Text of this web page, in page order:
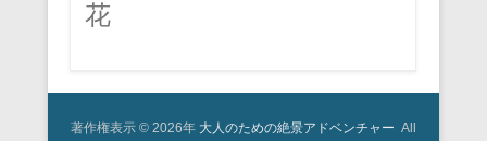
花
著作権表示 © 2026年 大人のための絶景アドベンチャー All